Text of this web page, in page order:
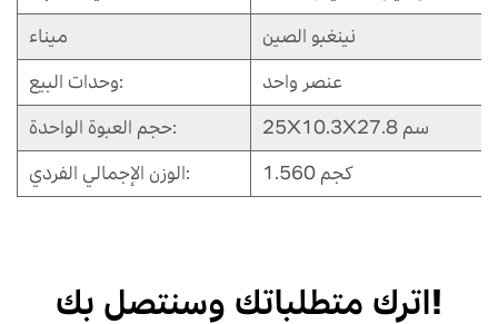
ميناء
نينغبو الصين
وحدات البيع:
عنصر واحد
حجم العبوة الواحدة:
25X10.3X27.8 سم
الوزن الإجمالي الفردي:
1.560 كجم
اترك متطلباتك وسنتصل بك!